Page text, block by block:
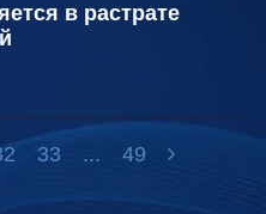
в растрате
33 ... 49